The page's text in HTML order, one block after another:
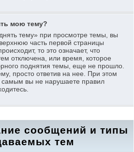
мою тему?
тему» при просмотре темы, вы
часть первой страницы
то это означает, что
отключена, или время, которое
поднятия темы, еще не прошло.
просто ответив на нее. При этом
самым вы не нарушаете правил
сообщений и типы
тем